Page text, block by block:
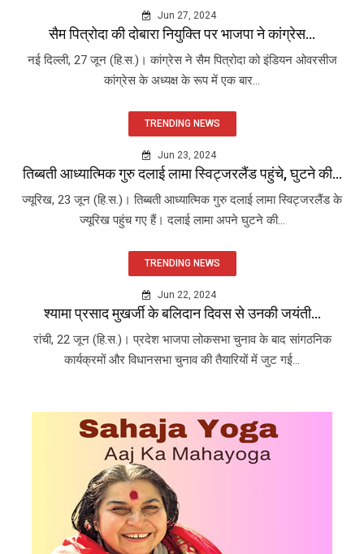
Jun 27, 2024
सैम पित्रोदा की दोबारा नियुक्ति पर भाजपा ने कांग्रेस...
नई दिल्ली, 27 जून (हि.स.)। कांग्रेस ने सैम पित्रोदा को इंडियन ओवरसीज
कांग्रेस के अध्यक्ष के रूप में एक बार...
TRENDING NEWS
Jun 23, 2024
तिब्बती आध्यात्मिक गुरु दलाई लामा स्विट्जरलैंड पहुंचे, घुटने की...
ज्यूरिख, 23 जून (हि.स.)। तिब्बती आध्यात्मिक गुरु दलाई लामा स्विट्जरलैंड के
ज्यूरिख पहुंच गए हैं। दलाई लामा अपने घुटने की...
TRENDING NEWS
Jun 22, 2024
श्यामा प्रसाद मुखर्जी के बलिदान दिवस से उनकी जयंती...
रांची, 22 जून (हि.स.)। प्रदेश भाजपा लोकसभा चुनाव के बाद सांगठनिक
कार्यक्रमों और विधानसभा चुनाव की तैयारियों में जुट गई...